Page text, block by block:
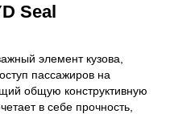
Seal
элемент кузова,
пассажиров на
общую конструктивную
в себе прочность,